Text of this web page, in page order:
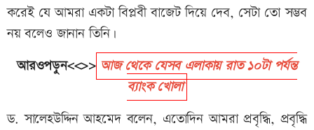
করেই যে আমরা একটা বিপ্লবী বাজেট দিয়ে দেব, সেটা তো সম্ভব
নয় বলেও জানান তিনি।
আরওপড়ুন<<>> আজ থেকে যেসব এলাকায় রাত ১০টা পর্যন্ত
ব্যাংক খোলা
ড. সালেহউদ্দিন আহমেদ বলেন, এতোদিন আমরা প্রবৃদ্ধি, প্রবৃদ্ধি